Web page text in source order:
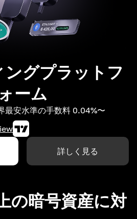
ングプラットフ
ォーム
最安水準の手数料 0.04%〜
詳しく見る
の暗号資産に対